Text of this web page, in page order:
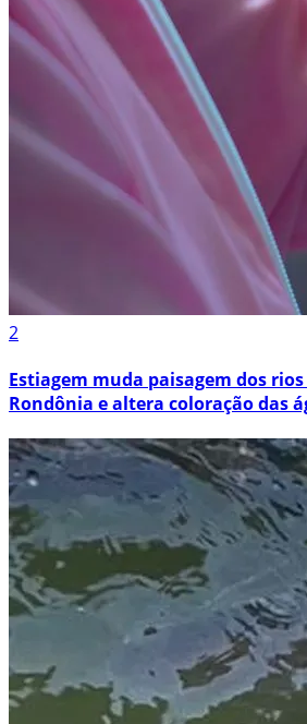
2
Estiagem muda paisagem dos
Rondônia e altera coloração das